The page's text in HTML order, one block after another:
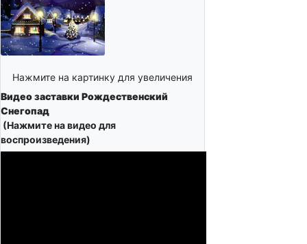
Нажмите на картинку для увеличения
Видео заставки Рождественский
Снегопад
(Нажмите на видео для
воспроизведения)